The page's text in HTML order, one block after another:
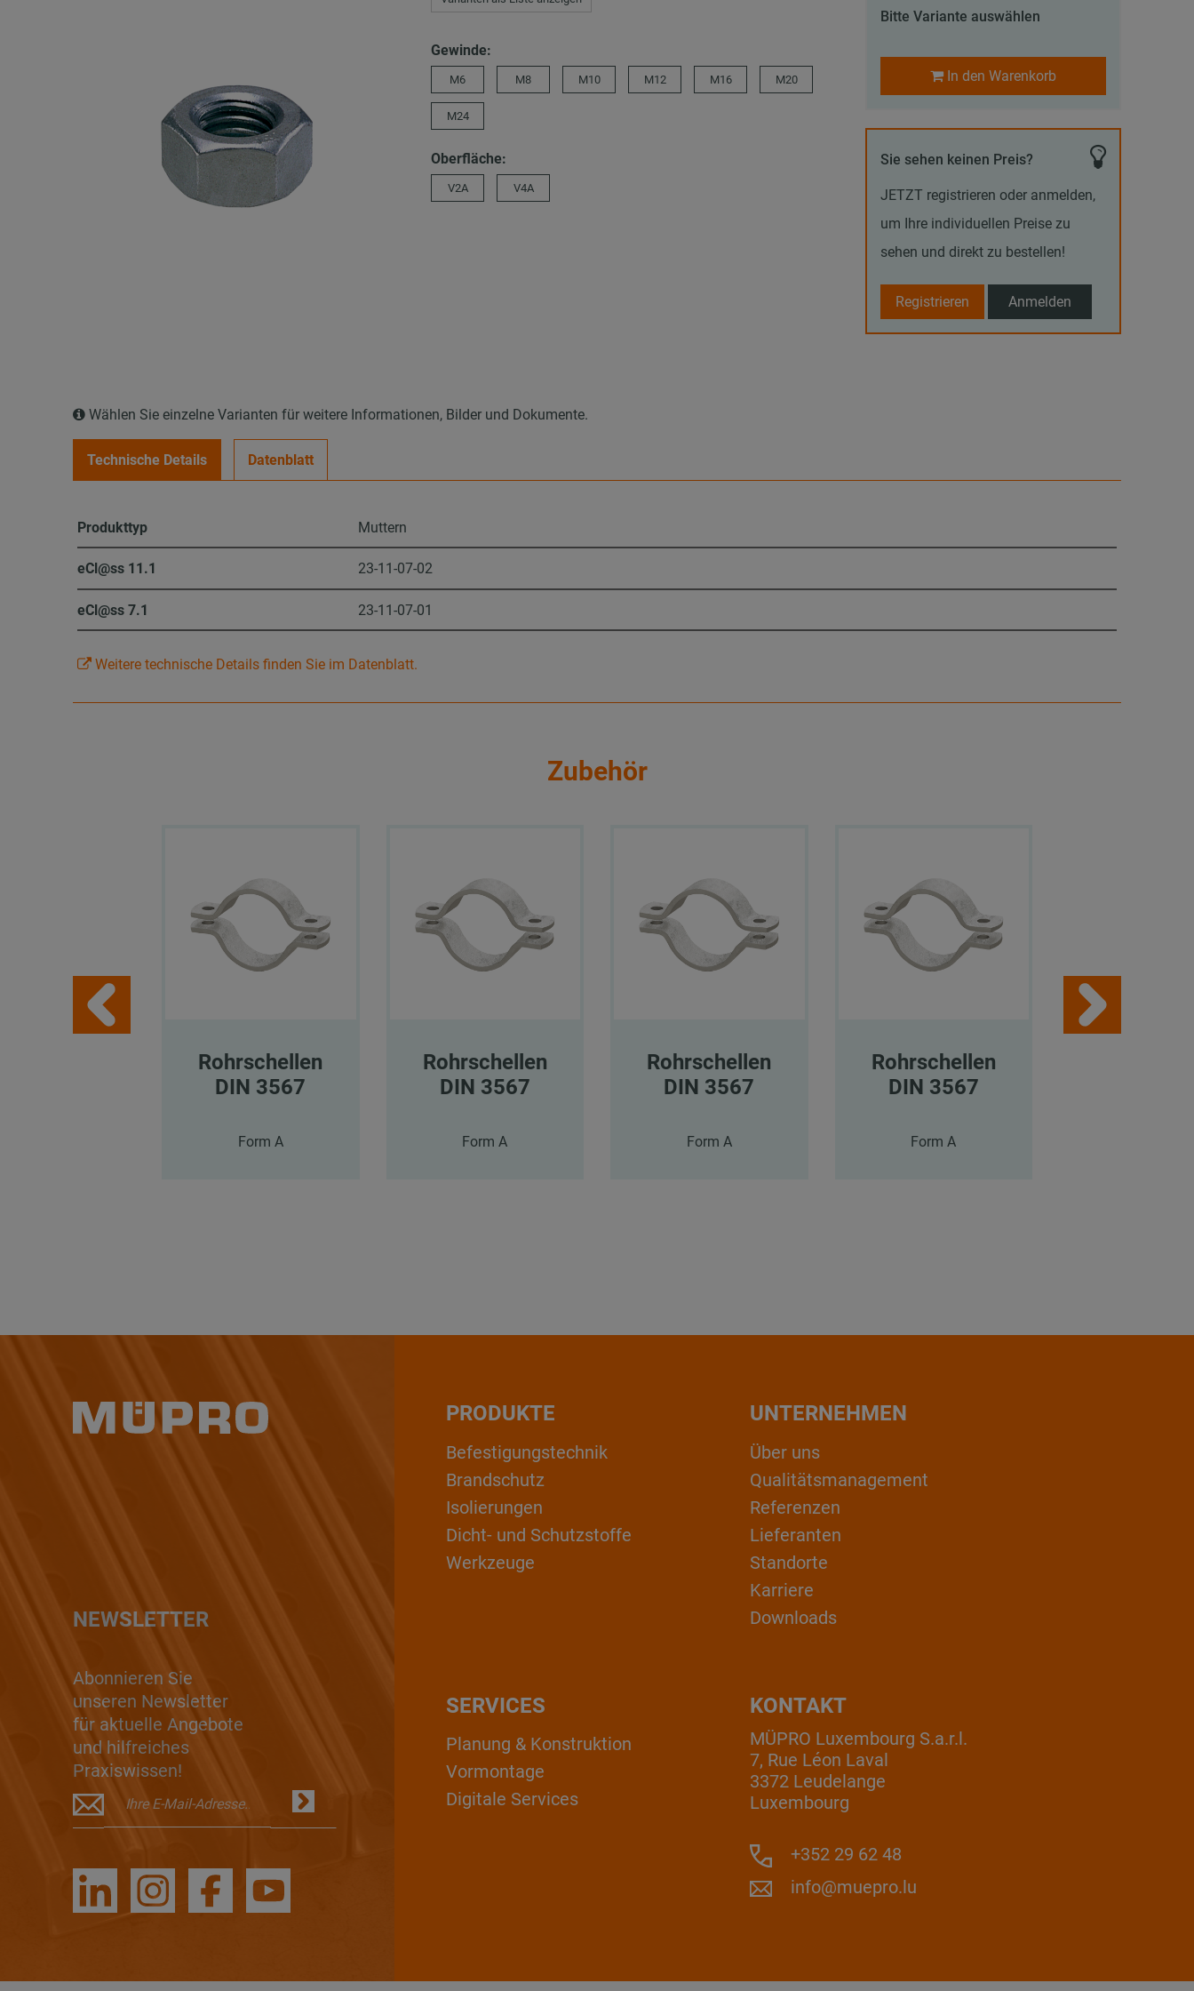
Gewinde:
M6 M8 M10 M12 M16 M20
M24
Oberfläche:
V2A V4A
Bitte Variante auswählen
In den Warenkorb
Sie sehen keinen Preis?
JETZT registrieren oder anmelden,
um Ihre individuellen Preise zu
sehen und direkt zu bestellen!
Registrieren Anmelden
Wählen Sie einzelne Varianten für weitere Informationen, Bilder und Dokumente.
Technische Details Datenblatt
Produkttyp Muttern
eCl@ss 11.1 23-11-07-02
eCl@ss 7.1 23-11-07-01
Weitere technische Details finden Sie im Datenblatt.
Zubehör
Rohrschellen
DIN 3567
Form A
Rohrschellen
DIN 3567
Form A
Rohrschellen
DIN 3567
Form A
Rohrschellen
DIN 3567
Form A
NEWSLETTER
Abonnieren Sie
unseren Newsletter
für aktuelle Angebote
und hilfreiches
Praxiswissen!
PRODUKTE
Befestigungstechnik
Brandschutz
Isolierungen
Dicht- und Schutzstoffe
Werkzeuge
UNTERNEHMEN
Über uns
Qualitätsmanagement
Referenzen
Lieferanten
Standorte
Karriere
Downloads
KONTAKT
MÜPRO Luxembourg S.a.r.l.
7, Rue Léon Laval
3372 Leudelange
Luxembourg
+352 29 62 48
info@muepro.lu
SERVICES
Planung & Konstruktion
Vormontage
Digitale Services